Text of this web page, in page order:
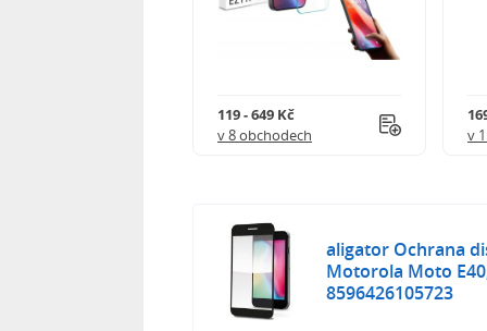
119 - 649 Kč
v 8 obchodech
v
aligator Ochrana
Motorola Moto
8596426105723